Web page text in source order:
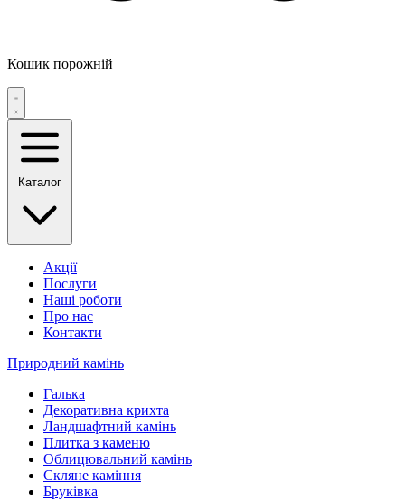
Кошик порожній
Каталог
Акції
Послуги
Наші роботи
Про нас
Контакти
Природний камінь
Галька
Декоративна крихта
Ландшафтний камінь
Плитка з каменю
Облицювальний камінь
Скляне каміння
Бруківка